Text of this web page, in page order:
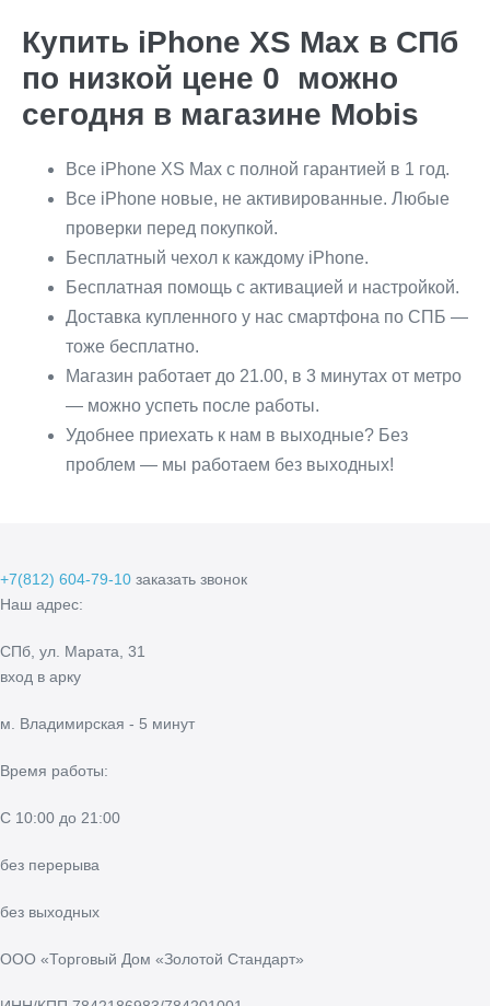
Купить iPhone XS Max в СПб
по низкой цене 0 можно
сегодня в магазине Mobis
Все iPhone XS Max с полной гарантией в 1 год.
Все iPhonе новые, не активированные. Любые
проверки перед покупкой.
Бесплатный чехол к каждому iPhone.
Бесплатная помощь с активацией и настройкой.
Доставка купленного у нас смартфона по СПБ —
тоже бесплатно.
Магазин работает до 21.00, в 3 минутах от метро
— можно успеть после работы.
Удобнее приехать к нам в выходные? Без
проблем — мы работаем без выходных!
+7(812) 604-79-10 заказать звонок
Наш адрес:
СПб, ул. Марата, 31
вход в арку
м. Владимирская - 5 минут
Время работы:
С 10:00 до 21:00
без перерыва
без выходных
ООО «Торговый Дом «Золотой Стандарт»